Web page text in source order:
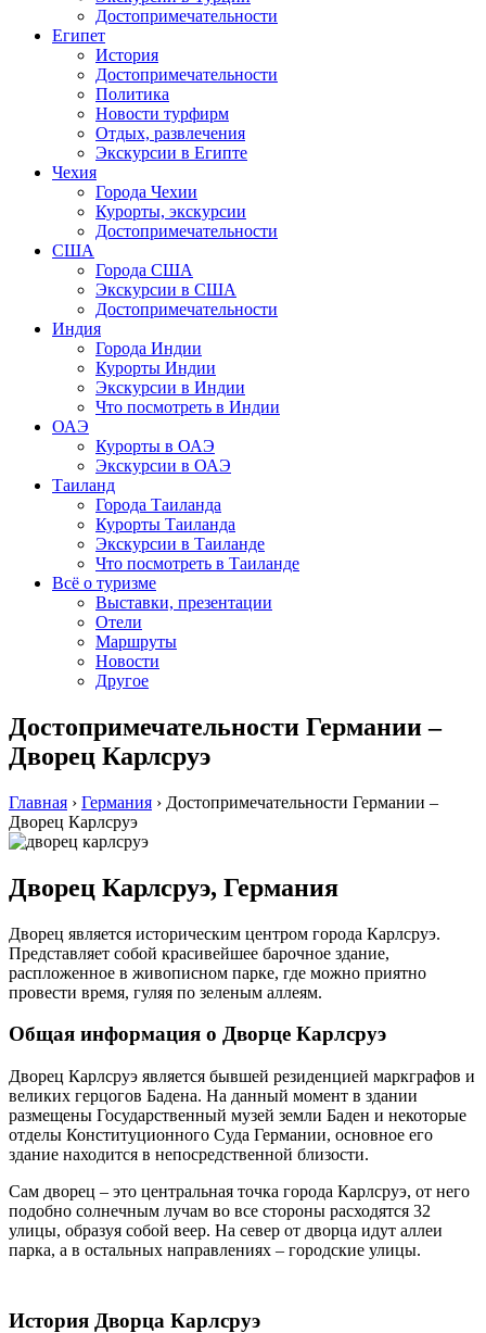
Достопримечательности
Египет
История
Достопримечательности
Политика
Новости турфирм
Отдых, развлечения
Экскурсии в Египте
Чехия
Города Чехии
Курорты, экскурсии
Достопримечательности
США
Города США
Экскурсии в США
Достопримечательности
Индия
Города Индии
Курорты Индии
Экскурсии в Индии
Что посмотреть в Индии
ОАЭ
Курорты в ОАЭ
Экскурсии в ОАЭ
Таиланд
Города Таиланда
Курорты Таиланда
Экскурсии в Таиланде
Что посмотреть в Таиланде
Всё о туризме
Выставки, презентации
Отели
Маршруты
Новости
Другое
Достопримечательности Германии –
Дворец Карлсруэ
Главная › Германия › Достопримечательности Германии –
Дворец Карлсруэ
Дворец Карлсруэ, Германия
Дворец является историческим центром города Карлсруэ.
Представляет собой красивейшее барочное здание,
распложенное в живописном парке, где можно приятно
провести время, гуляя по зеленым аллеям.
Общая информация о Дворце Карлсруэ
Дворец Карлсруэ является бывшей резиденцией маркграфов и
великих герцогов Бадена. На данный момент в здании
размещены Государственный музей земли Баден и некоторые
отделы Конституционного Суда Германии, основное его
здание находится в непосредственной близости.
Сам дворец – это центральная точка города Карлсруэ, от него
подобно солнечным лучам во все стороны расходятся 32
улицы, образуя собой веер. На север от дворца идут аллеи
парка, а в остальных направлениях – городские улицы.
История Дворца Карлсруэ